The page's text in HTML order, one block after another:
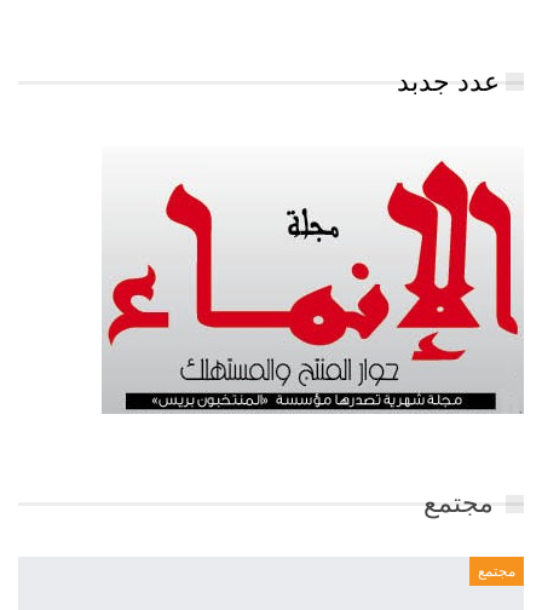
عدد جدبد
مجتمع
مجتمع